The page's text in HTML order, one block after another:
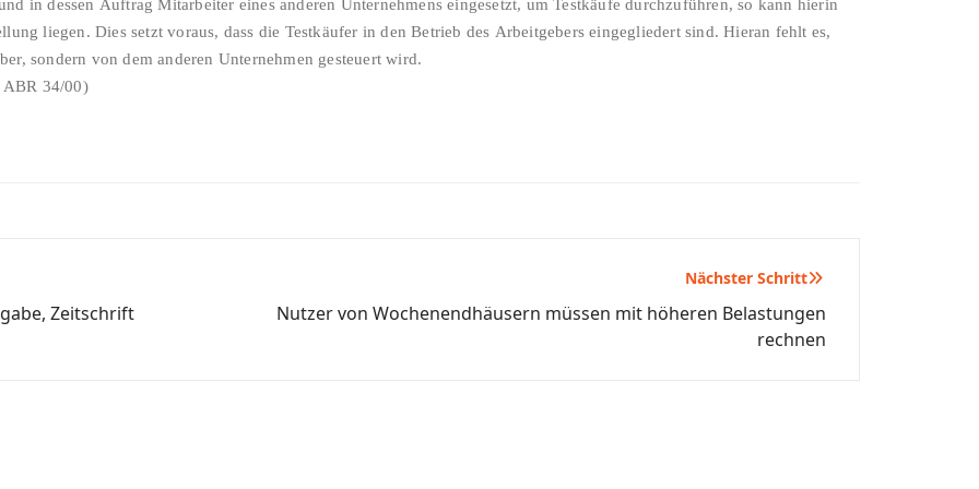
in dessen Auftrag Mitarbeiter eines anderen Unternehmens eingesetzt, um Testkäufe durchzuführen, so kann hierin
liegen. Dies setzt voraus, dass die Testkäufer in den Betrieb des Arbeitgebers eingegliedert sind. Hieran fehlt es,
sondern von dem anderen Unternehmen gesteuert wird.
ABR 34/00)
Zeitschrift
Nächster Schritt
Nutzer von Wochenendhäusern müssen mit höheren Belastungen
rechnen